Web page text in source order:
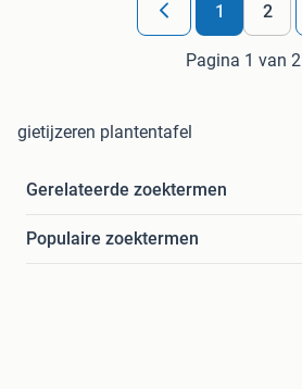
1 2
Pagina 1 van 2
gietijzeren plantentafel
Gerelateerde zoektermen
Populaire zoektermen